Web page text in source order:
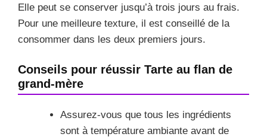
Elle peut se conserver jusqu’à trois jours au frais.
Pour une meilleure texture, il est conseillé de la
consommer dans les deux premiers jours.
Conseils pour réussir Tarte au flan de
grand-mère
Assurez-vous que tous les ingrédients
sont à température ambiante avant de